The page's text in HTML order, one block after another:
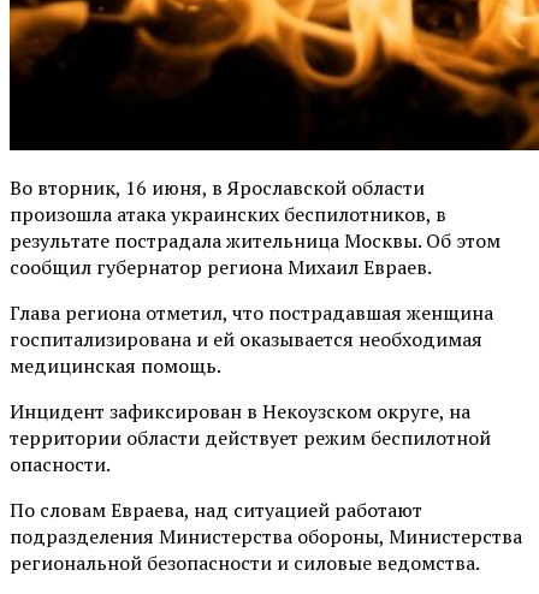
Во вторник, 16 июня, в Ярославской области
произошла атака украинских беспилотников, в
результате пострадала жительница Москвы. Об этом
сообщил губернатор региона Михаил Евраев.
Глава региона отметил, что пострадавшая женщина
госпитализирована и ей оказывается необходимая
медицинская помощь.
Инцидент зафиксирован в Некоузском округе, на
территории области действует режим беспилотной
опасности.
По словам Евраева, над ситуацией работают
подразделения Министерства обороны, Министерства
региональной безопасности и силовые ведомства.